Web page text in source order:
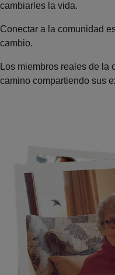
cambiarles la vida.
Conectar a la comunidad
cambio.
Los miembros reales de la
camino compartiendo sus